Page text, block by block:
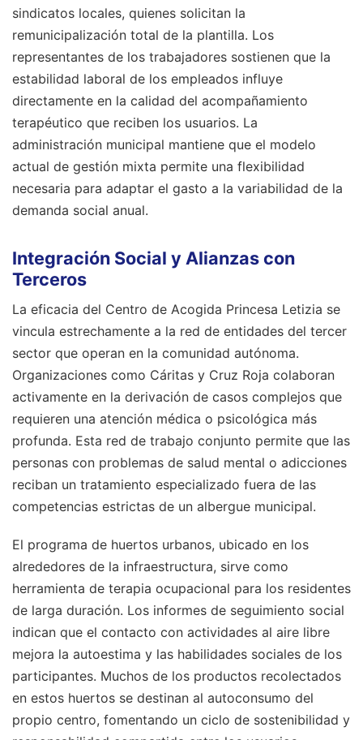
sindicatos locales, quienes solicitan la
remunicipalización total de la plantilla. Los
representantes de los trabajadores sostienen que la
estabilidad laboral de los empleados influye
directamente en la calidad del acompañamiento
terapéutico que reciben los usuarios. La
administración municipal mantiene que el modelo
actual de gestión mixta permite una flexibilidad
necesaria para adaptar el gasto a la variabilidad de la
demanda social anual.
Integración Social y Alianzas con
Terceros
La eficacia del Centro de Acogida Princesa Letizia se
vincula estrechamente a la red de entidades del tercer
sector que operan en la comunidad autónoma.
Organizaciones como Cáritas y Cruz Roja colaboran
activamente en la derivación de casos complejos que
requieren una atención médica o psicológica más
profunda. Esta red de trabajo conjunto permite que las
personas con problemas de salud mental o adicciones
reciban un tratamiento especializado fuera de las
competencias estrictas de un albergue municipal.
El programa de huertos urbanos, ubicado en los
alrededores de la infraestructura, sirve como
herramienta de terapia ocupacional para los residentes
de larga duración. Los informes de seguimiento social
indican que el contacto con actividades al aire libre
mejora la autoestima y las habilidades sociales de los
participantes. Muchos de los productos recolectados
en estos huertos se destinan al autoconsumo del
propio centro, fomentando un ciclo de sostenibilidad y